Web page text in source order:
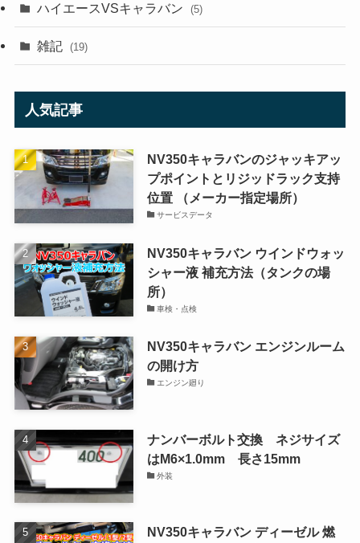
ハイエースVSキャラバン (5)
雑記 (19)
人気記事
NV350キャラバンのジャッキアッ
プポイントとリジッドラック支持
位置 （メーカー指定場所）
サービスデータ
NV350キャラバン ウインドウォッ
シャー液 補充方法（タンクの場
所）
車検・点検
NV350キャラバン エンジンルーム
の開け方
エンジン廻り
ナンバーボルト交換 ネジサイズ
はM6×1.0mm 長さ15mm
外装
NV350キャラバン ディーゼル 燃